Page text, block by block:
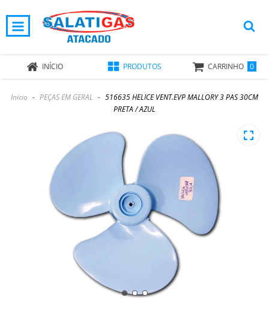
INÍCIO PRODUTOS CARRINHO 0
Início - PEÇAS EM GERAL - 516635 HELICE VENT.EVP MALLORY 3 PAS 30CM
PRETA / AZUL